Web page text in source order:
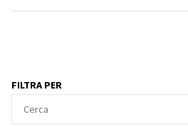
FILTRA PER